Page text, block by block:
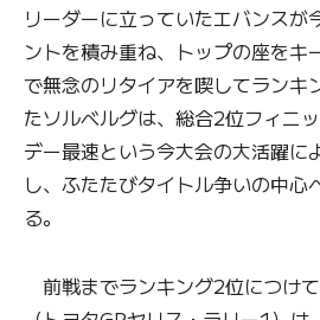
リーダーに立っていたエバンスが
ントを積み重ね、トップの座をキ
で無念のリタイアを喫してランキ
たソルベルグは、総合2位フィニ
デー最速という今大会の大活躍に
し、ふたたびタイトル争いの中心
る。
前戦までランキング2位につけ